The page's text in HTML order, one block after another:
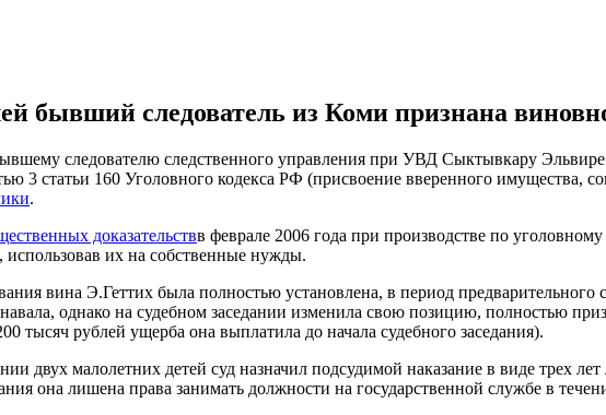
бывший следователь из Коми признана
следователю следственного управления при УВД Сыктывкару
3 статьи 160 Уголовного кодекса РФ (присвоение вверенного имущества,
.
доказательствв феврале 2006 года при производстве по
использовав их на собственные нужды.
вина Э.Геттих была полностью установлена, в период
однако на судебном заседании изменила свою позицию, полностью
тысяч рублей ущерба она выплатила до начала судебного заседания).
двух малолетних детей суд назначил подсудимой наказание в виде трех
она лишена права занимать должности на государственной службе в